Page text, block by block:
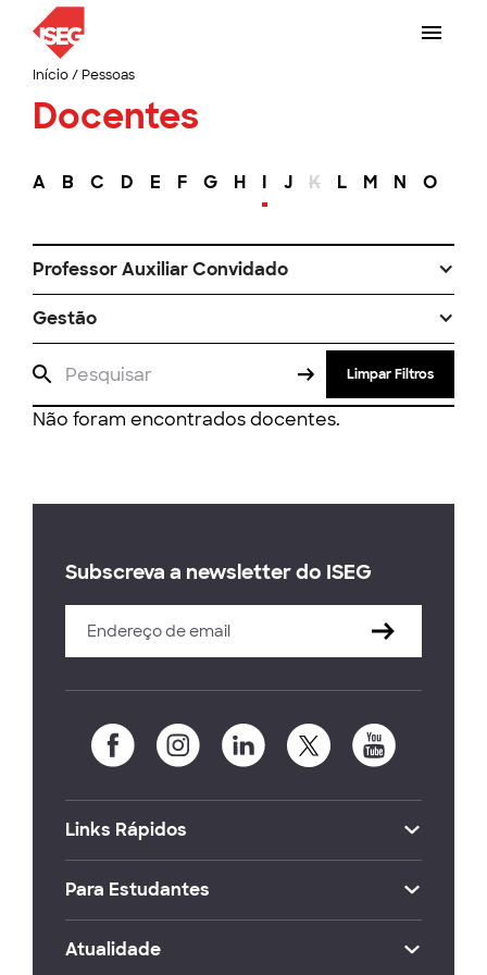
Início/ Pessoas
Docentes
A B C D E F G H I J K L M N O
Professor Auxiliar Convidado
Gestão
Limpar Filtros
Não foram encontrados docentes.
Subscreva a newsletter do ISEG
Links Rápidos
Para Estudantes
Atualidade